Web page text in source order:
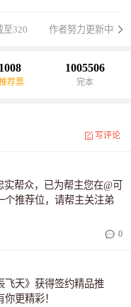
至320 作者努力更新中
1008
荐票
1005506
完本
写评论
帮众，已为帮主您在@可
个推荐位，请帮主关注弟
0
飞天》获得签约精品推
更精彩！